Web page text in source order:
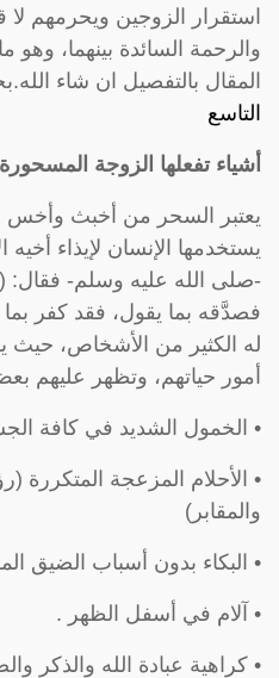
استقرار الزوجين ويحرمهم لا
والرحمة السائدة بينهما،
المقال بالتفصيل ان شاء
التاسع
أشياء تفعلها الزوجة المسحورة
يعتبر السحر من أخبث وأخس
يستخدمها الإنسان لإيذاء أخيه
-صلى الله عليه وسلم- فقال:
فصدَّقه بما يقول، فقد كفر
له الكثير من الأشخاص،
أمور حياتهم، وتظهر عليهم
• الخمول الشديد في كافة
• الأحلام المزعجة المتكررة
والمقابر)
• البكاء بدون أسباب الضيق
• آلام في أسفل الظهر .
• كراهية عبادة الله والذكر